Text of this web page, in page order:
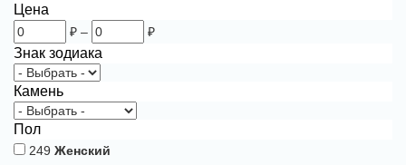
Цена
₽ – ₽
Знак зодиака
Камень
Пол
249 Женский